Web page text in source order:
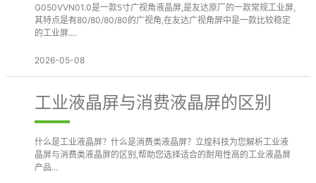
G050VVN01.0是一款5寸广视角液晶屏,是友达原厂的一款常规工业屏,
其特点是有80/80/80/80的广视角,在友达广视角屏中是一款比较稳定
的工业屏....
2026-05-08
工业液晶屏与消费液晶屏的区别
什么是工业液晶屏？什么是消费类液晶屏？立煌科技为您解析工业液
晶屏与消费类液晶屏的区别,帮助您选择适合的耐用性高的工业液晶屏
产品...